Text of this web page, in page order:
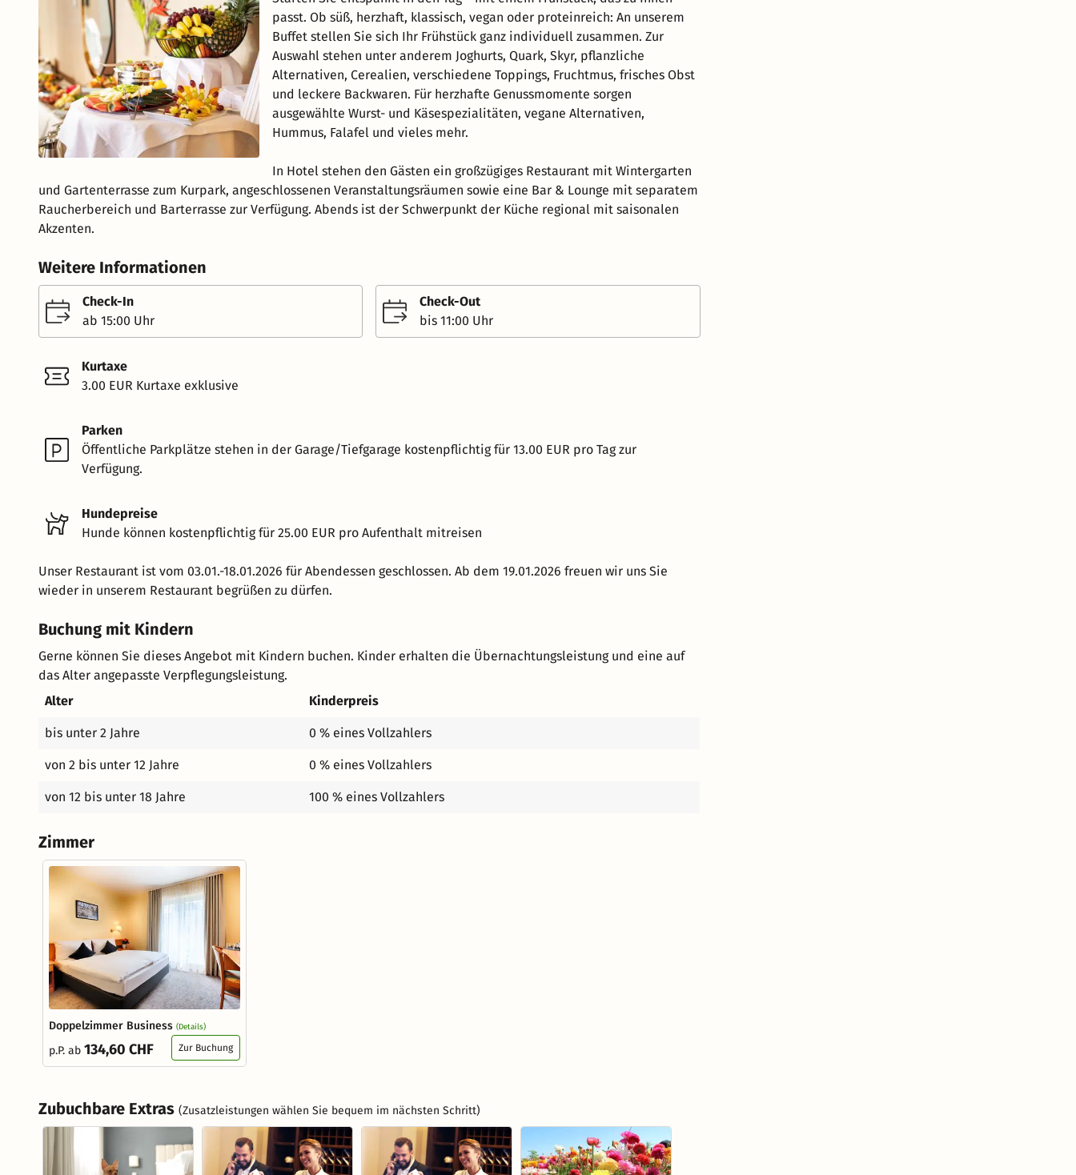
passt. Ob süß, herzhaft, klassisch, vegan oder proteinreich: An unserem
Buffet stellen Sie sich Ihr Frühstück ganz individuell zusammen. Zur
Auswahl stehen unter anderem Joghurts, Quark, Skyr, pflanzliche
Alternativen, Cerealien, verschiedene Toppings, Fruchtmus, frisches Obst
und leckere Backwaren. Für herzhafte Genussmomente sorgen
ausgewählte Wurst- und Käsespezialitäten, vegane Alternativen,
Hummus, Falafel und vieles mehr.
In Hotel stehen den Gästen ein großzügiges Restaurant mit Wintergarten
und Gartenterrasse zum Kurpark, angeschlossenen Veranstaltungsräumen sowie eine Bar & Lounge mit separatem
Raucherbereich und Barterrasse zur Verfügung. Abends ist der Schwerpunkt der Küche regional mit saisonalen
Akzenten.
Weitere Informationen
Check-In
ab 15:00 Uhr
Check-Out
bis 11:00 Uhr
Kurtaxe
3.00 EUR Kurtaxe exklusive
Parken
Öffentliche Parkplätze stehen in der Garage/Tiefgarage kostenpflichtig für 13.00 EUR pro Tag zur
Verfügung.
Hundepreise
Hunde können kostenpflichtig für 25.00 EUR pro Aufenthalt mitreisen
Unser Restaurant ist vom 03.01.-18.01.2026 für Abendessen geschlossen. Ab dem 19.01.2026 freuen wir uns Sie
wieder in unserem Restaurant begrüßen zu dürfen.
Buchung mit Kindern
Gerne können Sie dieses Angebot mit Kindern buchen. Kinder erhalten die Übernachtungsleistung und eine auf
das Alter angepasste Verpflegungsleistung.
Alter
Kinderpreis
bis unter 2 Jahre 0 % eines Vollzahlers
von 2 bis unter 12 Jahre 0 % eines Vollzahlers
von 12 bis unter 18 Jahre 100 % eines Vollzahlers
Zimmer
Doppelzimmer Business (Details)
p.P. ab 134,60 CHF Zur Buchung
Zubuchbare Extras (Zusatzleistungen wählen Sie bequem im nächsten Schritt)